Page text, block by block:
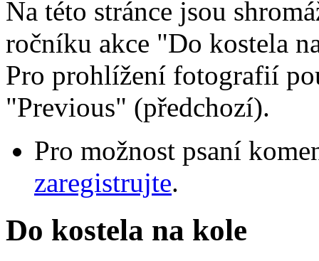
Na této stránce jsou
ročníku akce "Do kostela
Pro prohlížení fotografií
"Previous" (předchozí).
Pro možnost psaní
zaregistrujte.
Do kostela na kole